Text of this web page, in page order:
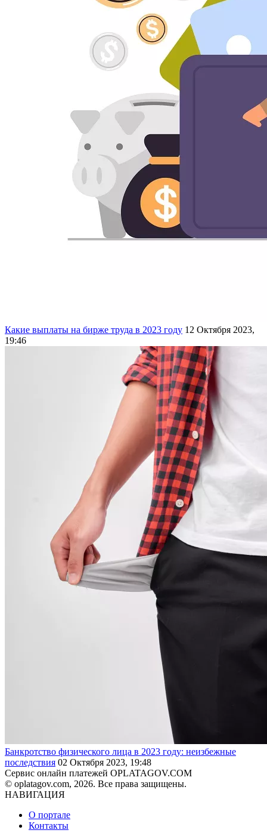
Какие выплаты на бирже труда в 2023 году 12 Октября 2023,
19:46
Банкротство физического лица в 2023 году: неизбежные
последствия 02 Октября 2023, 19:48
Сервис онлайн платежей OPLATAGOV.COM
© oplatagov.com, 2026. Все права защищены.
НАВИГАЦИЯ
О портале
Контакты